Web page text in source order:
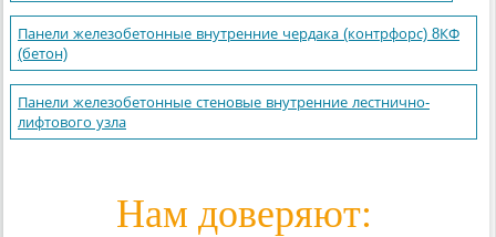
Панели железобетонные внутренние чердака (контрфорс) 8КФ
(бетон)
Панели железобетонные стеновые внутренние лестнично-
лифтового узла
Нам доверяют: